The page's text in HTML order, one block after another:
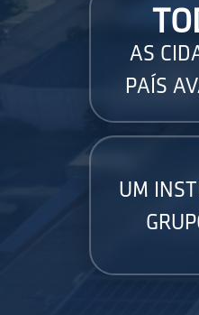
AS
PAÍS
UM